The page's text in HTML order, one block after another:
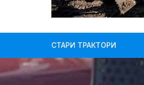
СТАРИ ТРАКТОРИ